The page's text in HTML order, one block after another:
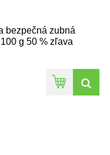
bezpečná zubná
g 50 % zľava